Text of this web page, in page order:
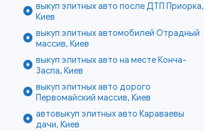
выкуп элитных авто после ДТП Приорка,
Киев
выкуп элитных автомобилей Отрадный
массив, Киев
выкуп элитных авто на месте Конча-
Заспа, Киев
выкуп элитных авто дорого
Первомайский массив, Киев
автовыкуп элитных авто Караваевы
дачи, Киев